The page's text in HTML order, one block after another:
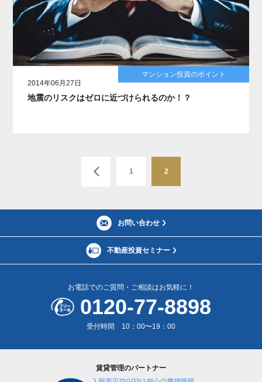
マンション投資のポイント
2014年06月27日
地震のリスクはゼロに近づけられるのか！？
1 2
お問い合わせ
不動産投資セミナー
お電話でのご質問・ご相談はお気軽に！
0120-77-8898
受付時間 10：00〜19：00
賃貸管理のパートナー